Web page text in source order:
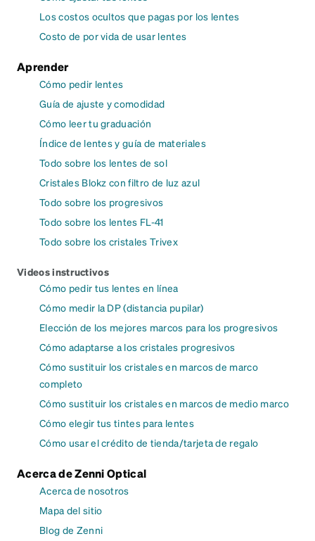
Los costos ocultos que pagas por los lentes
Costo de por vida de usar lentes
Aprender
Cómo pedir lentes
Guía de ajuste y comodidad
Cómo leer tu graduación
Índice de lentes y guía de materiales
Todo sobre los lentes de sol
Cristales Blokz con filtro de luz azul
Todo sobre los progresivos
Todo sobre los lentes FL-41
Todo sobre los cristales Trivex
Videos instructivos
Cómo pedir tus lentes en línea
Cómo medir la DP (distancia pupilar)
Elección de los mejores marcos para los progresivos
Cómo adaptarse a los cristales progresivos
Cómo sustituir los cristales en marcos de marco
completo
Cómo sustituir los cristales en marcos de medio marco
Cómo elegir tus tintes para lentes
Cómo usar el crédito de tienda/tarjeta de regalo
Acerca de Zenni Optical
Acerca de nosotros
Mapa del sitio
Blog de Zenni